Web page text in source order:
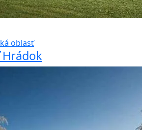
Hrádok